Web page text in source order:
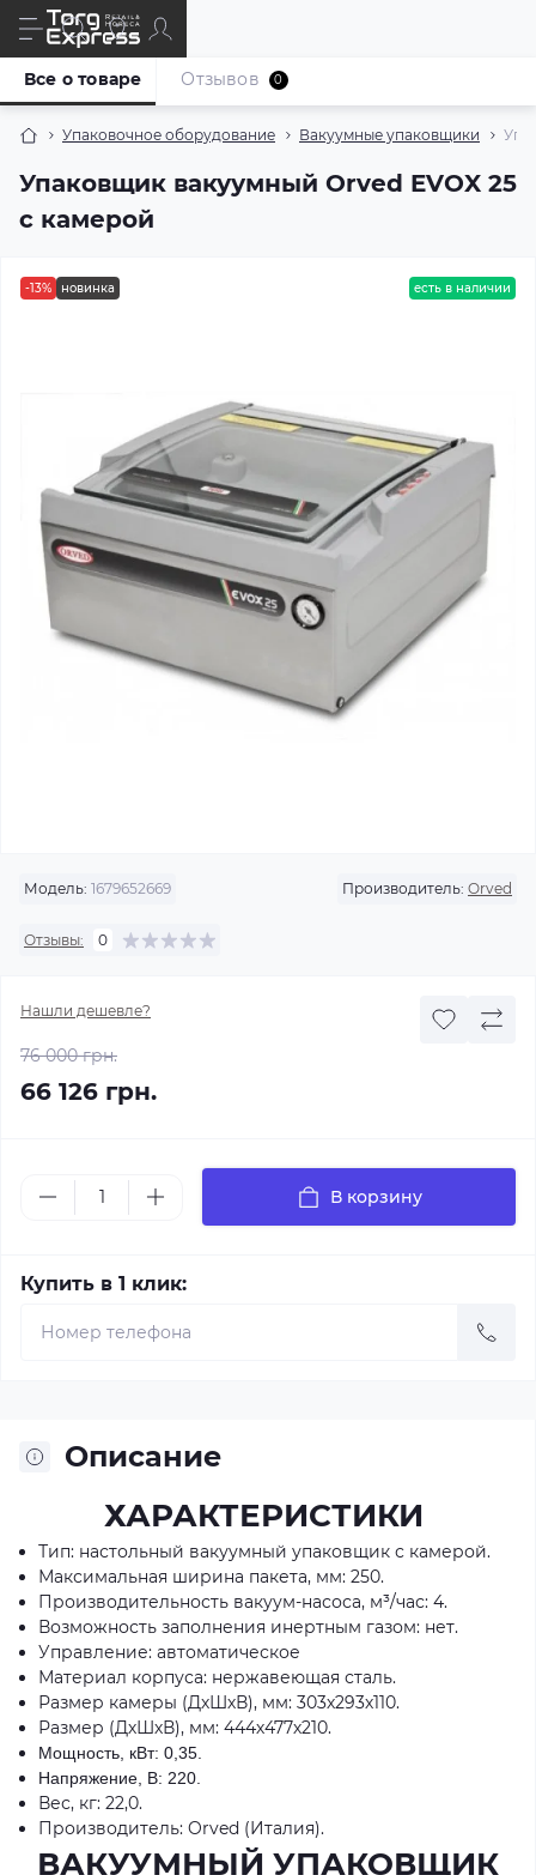
Упаковочное оборудование Вакуумные упаковщики
Упаковщик вакуумный Orved EVOX 25
с камерой
Все о товаре Отзывов 0
-13% новинка есть в наличии
Модель: 1679652669 Производитель: Orved
Отзывы: 0
Нашли дешевле?
76 000 грн.
66 126 грн.
В корзину
Купить в 1 клик:
Описание
ХАРАКТЕРИСТИКИ
Тип: настольный вакуумный упаковщик с камерой.
Максимальная ширина пакета, мм: 250.
Производительность вакуум-насоса, м³/час: 4.
Возможность заполнения инертным газом: нет.
Управление: автоматическое
Материал корпуса: нержавеющая сталь.
Размер камеры (ДхШхВ), мм: 303х293х110.
Размер (ДхШхВ), мм: 444х477х210.
Мощность, кВт: 0,35.
Напряжение, В: 220.
Вес, кг: 22,0.
Производитель: Orved (Италия).
​ВАКУУМНЫЙ УПАКОВЩИК